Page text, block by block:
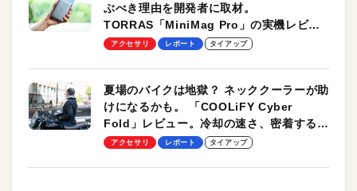
ぶべき理由を開発者に取材。
TORRAS「MiniMag Pro」の実機レビュ
ーも
アクセサリ レポート タイアップ
夏場のバイクは地獄？ ネッククーラーが助
けになるかも。 「COOLiFY Cyber
Fold」レビュー。冷却の速さ、密着する冷
却プレート、シンプルな操作性がグッド！
アクセサリ レポート タイアップ